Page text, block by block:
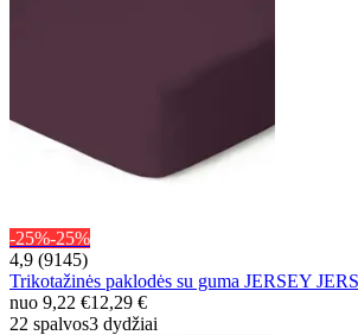
-25%-25%
4,9 (9145)
Trikotažinės paklodės su guma JERSEY
nuo 9,22 €12,29 €
22 spalvos3 dydžiai